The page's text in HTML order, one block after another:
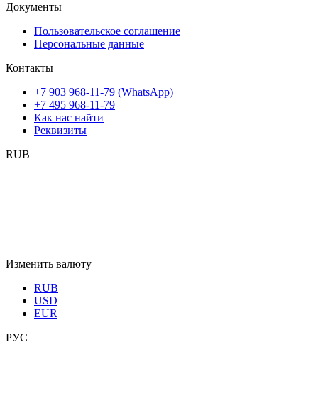
Документы
Пользовательское соглашение
Персональные данные
Контакты
+7 903 968-11-79 (WhatsApp)
+7 495 968-11-79
Как нас найти
Реквизиты
RUB
Изменить валюту
RUB
USD
EUR
РУС